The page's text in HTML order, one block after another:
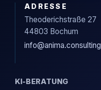
ADRESSE
Theoderichstraße 27
44803 Bochum
info@anima.consulting
KI-BERATUNG